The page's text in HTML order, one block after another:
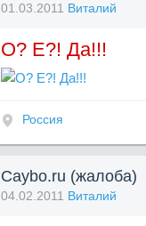
01.03.2011 Виталий
О? Е?! Да!!!
Россия
Сaybo.ru (жалоба)
04.02.2011 Виталий